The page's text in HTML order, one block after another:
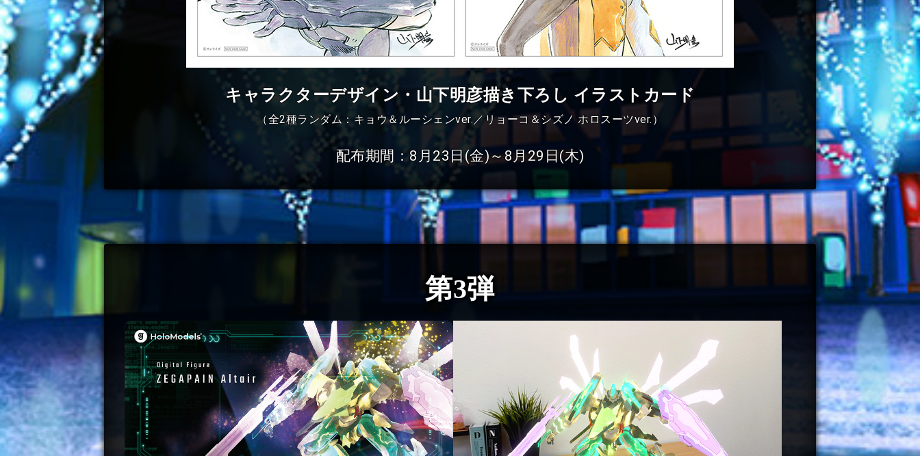
キャラクターデザイン・山下明彦描き下ろし イラストカード
（全2種ランダム：キョウ＆ルーシェンver.／リョーコ＆シズノ ホロスーツver.）
配布期間 ： 8月23日(金)～8月29日(木)
第3弾